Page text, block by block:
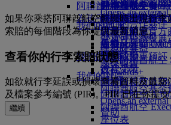
商務客艙美食
尊尚經濟客艙餐
經濟客艙美食
飲料
我們的機隊
波音 777
阿聯酋航空
阿聯酋航空
阿聯酋航空
座位表
阿聯酋航空購物
阿聯酋航空免稅
阿聯酋航空官方
店 Opens an
兒童及嬰兒餐
為孩子帶來樂趣
兒童娛樂
兒童玩具
兒童活動
就業機會就業機
link in a new tab
我們的地球
營運可持續發展
環保政策
環保報告
我們的社區
阿聯酋航空基金
Opens an
贊助
暹粒
Opens an
我們的合作夥伴
Skywards Rail
哩數計算器
登入阿聯酋航空
Skywards+
阿聯酋航空無障
特殊協助與要求
阿聯酋航空
你的機上體驗
工具及資源
手機及阿聯酋航
取消或變更預訂
行程受阻
關於阿聯酋航空
如果你乘搭阿聯酋航空航班時出現行李
索賠的每個階段為你提供最新消息。
查看你的行李索賠狀態
如欲就行李延誤或損壞查看資料及最新
及檔案參考編號 (PIR)。PIR 已在你提
繼續